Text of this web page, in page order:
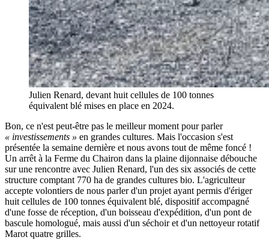
Julien Renard, devant huit cellules de 100 tonnes
équivalent blé mises en place en 2024.
Bon, ce n'est peut-être pas le meilleur moment pour parler
« investissements » en grandes cultures. Mais l'occasion s'est
présentée la semaine dernière et nous avons tout de même foncé !
Un arrêt à la Ferme du Chairon dans la plaine dijonnaise débouche
sur une rencontre avec Julien Renard, l'un des six associés de cette
structure comptant 770 ha de grandes cultures bio. L'agriculteur
accepte volontiers de nous parler d'un projet ayant permis d'ériger
huit cellules de 100 tonnes équivalent blé, dispositif accompagné
d'une fosse de réception, d'un boisseau d'expédition, d'un pont de
bascule homologué, mais aussi d'un séchoir et d'un nettoyeur rotatif
Marot quatre grilles.